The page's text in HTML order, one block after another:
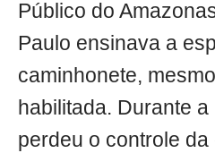
Público do
Paulo ensinava a
caminhonete,
habilitada. Durante
perdeu o controle